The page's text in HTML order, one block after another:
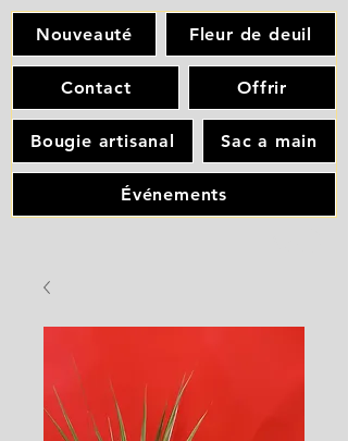
Nouveauté Fleur de deuil
Contact Offrir
Bougie artisanal Sac a main
Événements